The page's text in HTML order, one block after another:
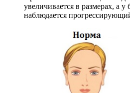
увеличивается в размерах, а у
наблюдается